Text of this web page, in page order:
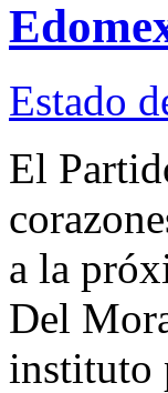
Estado
El
a la
Del
instituto